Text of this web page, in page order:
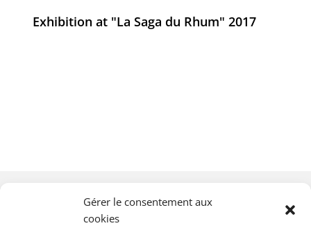
Gérer le consentement aux
cookies
Exhibition at "La Saga du Rhum" 2017